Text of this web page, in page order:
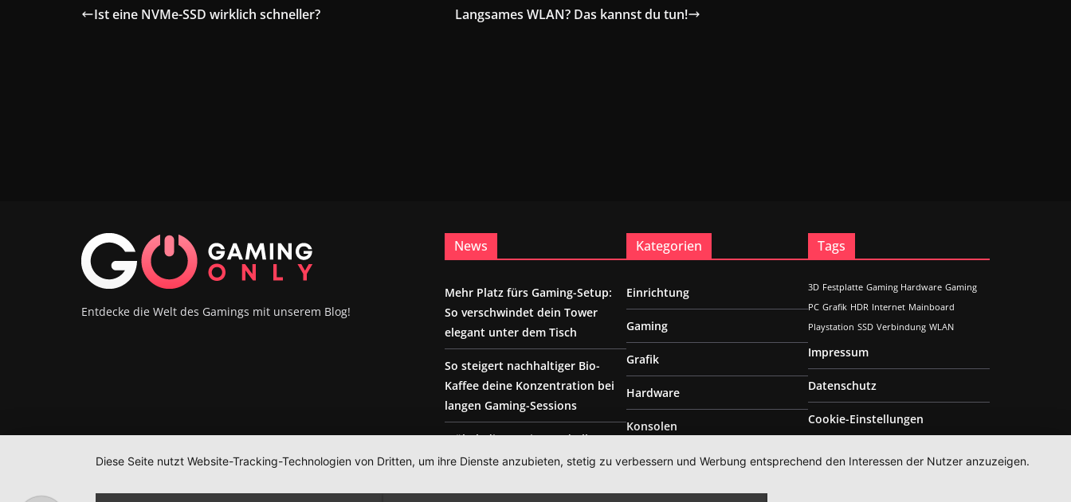
Ist eine NVMe-SSD wirklich schneller? Langsames WLAN? Das kannst du tun!
Entdecke die Welt des Gamings mit unserem Blog!
News
Mehr Platz fürs Gaming-Setup:
So verschwindet dein Tower
elegant unter dem Tisch
So steigert nachhaltiger Bio-
Kaffee deine Konzentration bei
langen Gaming-Sessions
Möbel, die Gaming und Alltag
verbinden
Kategorien
Einrichtung
Gaming
Grafik
Hardware
Konsolen
sonstiges
Tags
3D Festplatte Gaming Hardware Gaming
PC Grafik HDR Internet Mainboard
Playstation SSD Verbindung WLAN
Impressum
Datenschutz
Cookie-Einstellungen
Diese Seite nutzt Website-Tracking-Technologien von Dritten, um ihre Dienste anzubieten, stetig zu verbessern und Werbung entsprechend den Interessen der Nutzer anzuzeigen.